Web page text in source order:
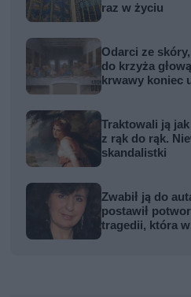
raz w życiu
Odarci ze
do krzyża
krwawy koniec
Traktowali ją
z rąk do rąk.
skandalistki
Zwabił ją do
postawił
tragedii, która